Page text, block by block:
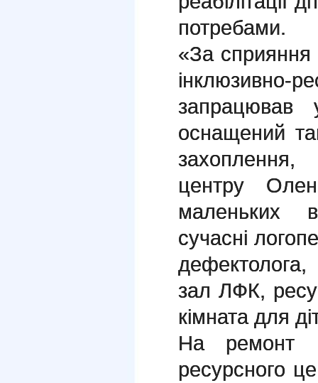
потребами.
«За сприяння
запрацював
оснащений
центру
маленьких
сучасні
зал ЛФК,
кімната для
На ремонт
ресурсного